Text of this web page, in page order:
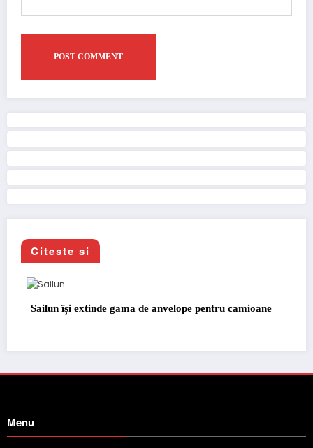
Citeste si
Sailun își extinde gama de anvelope pentru camioane
Menu